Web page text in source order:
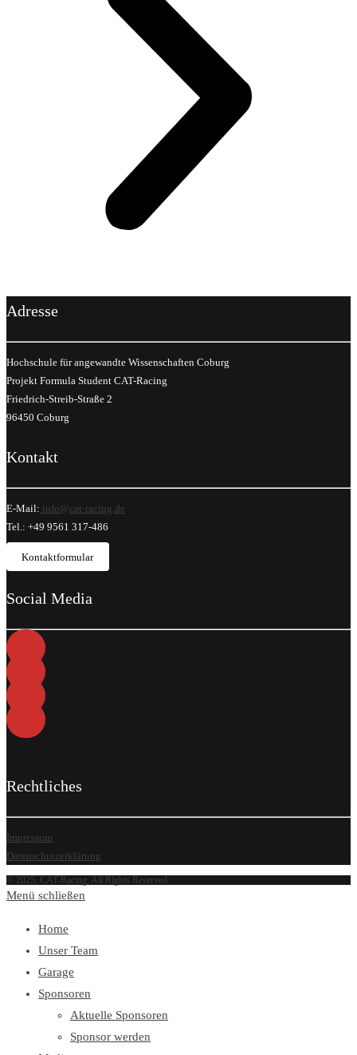
Adresse
Hochschule für angewandte Wissenschaften Coburg
Projekt Formula Student CAT-Racing
Friedrich-Streib-Straße 2
96450 Coburg
Kontakt
E-Mail: info@cat-racing.de
Tel.: +49 9561 317-486
Kontaktformular
Social Media
Rechtliches
Impressum
Datenschutzerklärung
© 2025, CAT-Racing, All Rights Reserved
Menü schließen
Home
Unser Team
Garage
Sponsoren
Aktuelle Sponsoren
Sponsor werden